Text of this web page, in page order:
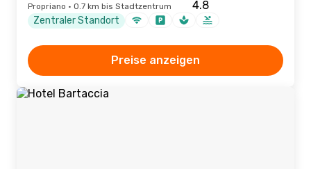
Propriano · 0.7 km bis Stadtzentrum
Zentraler Standort
Preise anzeigen